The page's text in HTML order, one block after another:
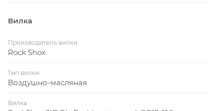
Вилка
Производитель вилки
Rock Shox
Тип вилки
Воздушно-масляная
Вилка